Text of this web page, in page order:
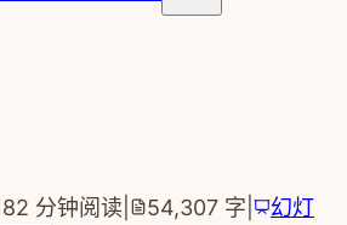
分钟阅读 54,307 字
幻灯